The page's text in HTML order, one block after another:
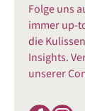
Folge uns
immer up-
die
Insights.
unserer